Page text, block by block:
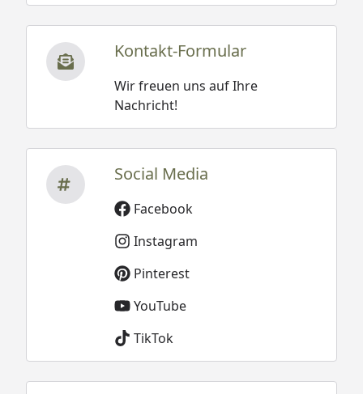
Kontakt-Formular
Wir freuen uns auf Ihre
Nachricht!
Social Media
Facebook
Instagram
Pinterest
YouTube
TikTok